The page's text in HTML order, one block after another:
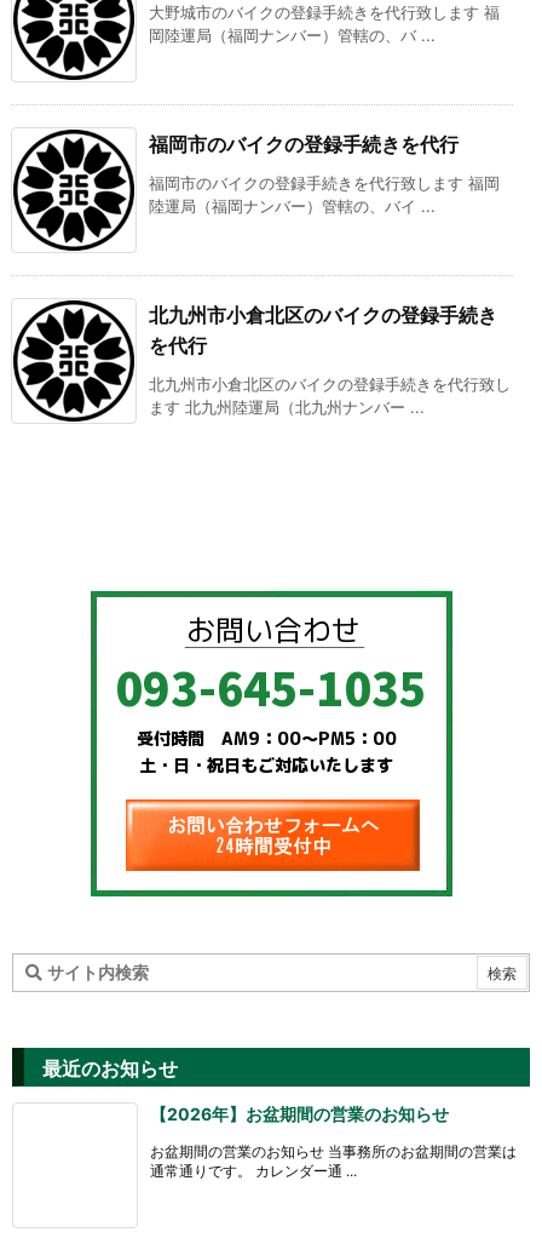
大野城市のバイクの登録手続きを代行致します 福
岡陸運局（福岡ナンバー）管轄の、バ ...
福岡市のバイクの登録手続きを代行
福岡市のバイクの登録手続きを代行致します 福岡
陸運局（福岡ナンバー）管轄の、バイ ...
北九州市小倉北区のバイクの登録手続き
を代行
北九州市小倉北区のバイクの登録手続きを代行致し
ます 北九州陸運局（北九州ナンバー ...
最近のお知らせ
【2026年】お盆期間の営業のお知らせ
お盆期間の営業のお知らせ 当事務所のお盆期間の営業は
通常通りです。 カレンダー通 ...